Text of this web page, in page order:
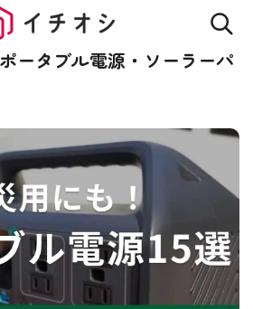
ータブル電源・ソーラーパ